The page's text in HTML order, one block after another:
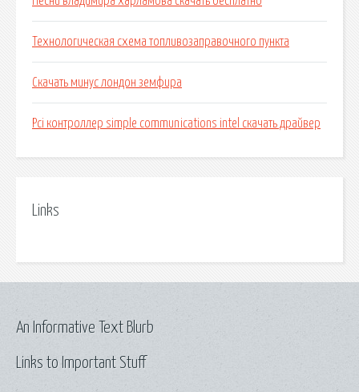
Технологическая схема топливозаправочного пункта
Скачать минус лондон земфира
Pci контроллер simple communications intel скачать драйвер
Links
Links to Important Stuff
An Informative Text Blurb